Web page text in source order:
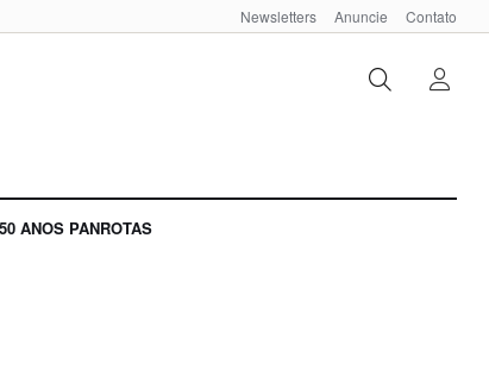
Newsletters Anuncie Contato
ANOS PANROTAS